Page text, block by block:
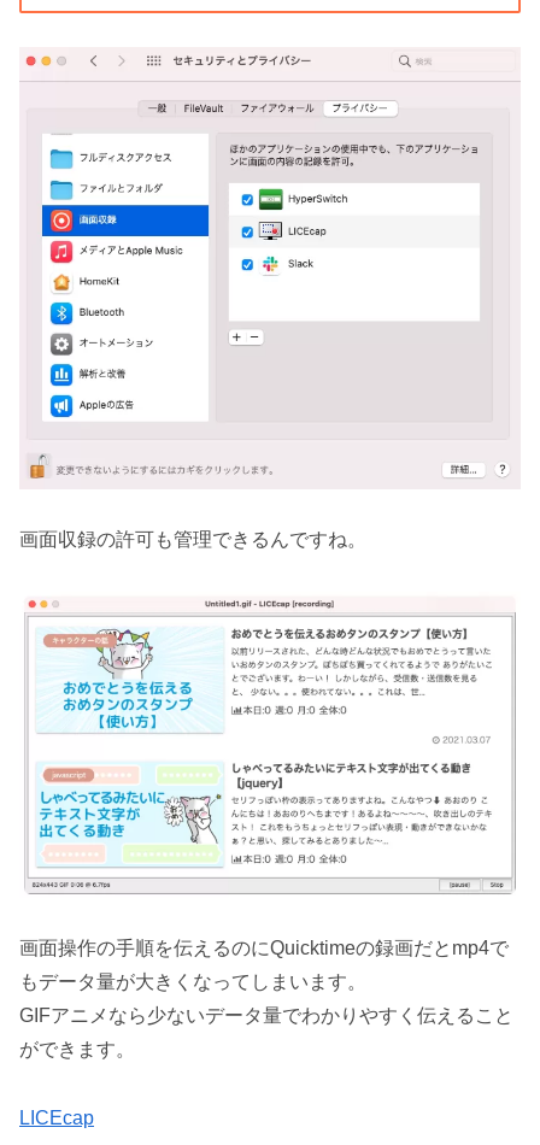
画面収録の許可も管理できるんですね。
画面操作の手順を伝えるのにQuicktimeの録画だとmp4で
もデータ量が大きくなってしまいます。
GIFアニメなら少ないデータ量でわかりやすく伝えること
ができます。
LICEcap